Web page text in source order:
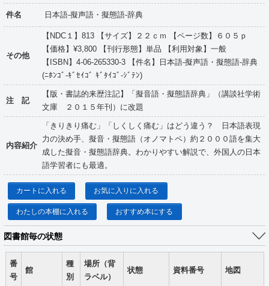
件名 日本語-擬声語・擬態語-辞典
その他
【NDC１】813 【サイズ】２２ｃｍ 【ページ数】６０５ｐ
【価格】¥3,800 【刊行形態】単品 【利用対象】一般
【ISBN】4-06-265330-3 【件名】日本語-擬声語・擬態語-辞典
(ﾆﾎﾝｺﾞ-ｷﾞｾｲｺﾞ ｷﾞﾀｲｺﾞ-ｼﾞﾃﾝ)
注 記
【版・書誌的来歴注記】「擬音語・擬態語辞典」（講談社学術
文庫 ２０１５年刊）に改題
内容紹介
「きりきり痛む」「しくしく痛む」はどう違う？ 日本語表現
力の決め手、擬音・擬態語（オノマトペ）約２０００語を集大
成した擬音・擬態語辞典。わかりやすい解説で、外国人の日本
語学習者にも最適。
カートに入れる お気に入りに入れる
わたしの本棚に入れる おすすめ本にする
図書館毎の状態
番
号
館
種
別
場所（背
ラベル）
状態 資料番号 地図